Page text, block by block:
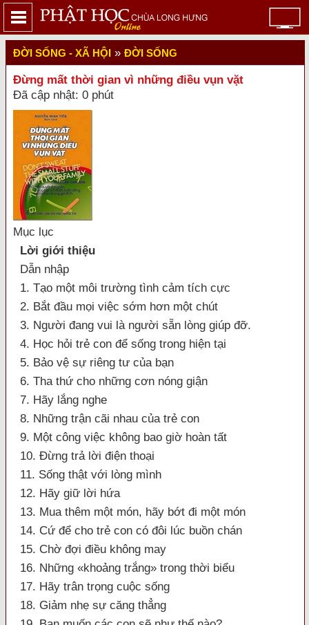
ĐỜI SỐNG - XÃ HỘI » ĐỜI SỐNG
Đừng mất thời gian vì những điều vụn vặt
Đã cập nhật: 0 phút
Mục lục
Lời giới thiệu
Dẫn nhập
1. Tạo một môi trường tình cảm tích cực
2. Bắt đầu mọi việc sớm hơn một chút
3. Người đang vui là người sẵn lòng giúp đỡ.
4. Học hỏi trẻ con để sống trong hiện tại
5. Bảo vệ sự riêng tư của bạn
6. Tha thứ cho những cơn nóng giận
7. Hãy lắng nghe
8. Những trận cãi nhau của trẻ con
9. Một công việc không bao giờ hoàn tất
10. Đừng trả lời điện thoại
11. Sống thật với lòng mình
12. Hãy giữ lời hứa
13. Mua thêm một món, hãy bớt đi một món
14. Cứ để cho trẻ con có đôi lúc buồn chán
15. Chờ đợi điều không may
16. Những «khoảng trắng» trong thời biểu
17. Hãy trân trọng cuộc sống
18. Giảm nhẹ sự căng thẳng